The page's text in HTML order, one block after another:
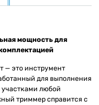
мощность для
— это инструмент
для выполнения
любой
триммер справится с